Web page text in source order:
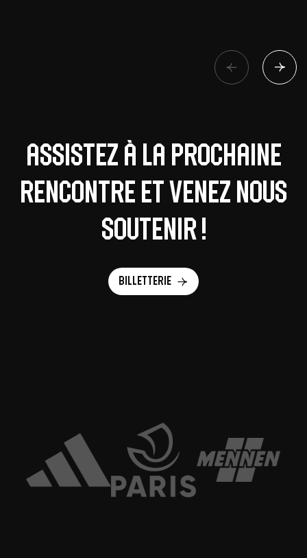
Assistez à la prochaine
rencontre et venez nous
soutenir !
Billetterie